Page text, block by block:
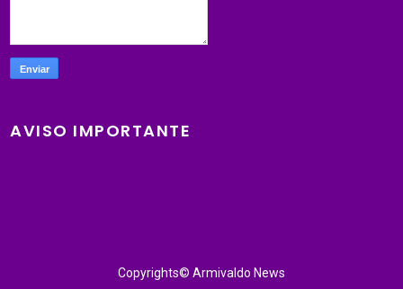
AVISO IMPORTANTE
Copyrights© Armivaldo News